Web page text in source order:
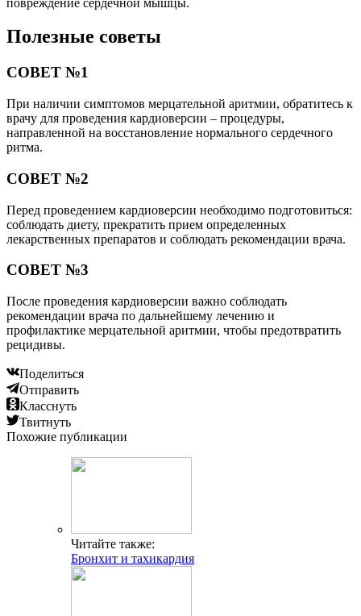
Полезные советы
СОВЕТ №1
При наличии симптомов мерцательной аритмии, обратитесь к
врачу для проведения кардиоверсии – процедуры,
направленной на восстановление нормального сердечного
ритма.
СОВЕТ №2
Перед проведением кардиоверсии необходимо подготовиться:
соблюдать диету, прекратить прием определенных
лекарственных препаратов и соблюдать рекомендации врача.
СОВЕТ №3
После проведения кардиоверсии важно соблюдать
рекомендации врача по дальнейшему лечению и
профилактике мерцательной аритмии, чтобы предотвратить
рецидивы.
Поделиться
Отправить
Класснуть
Твитнуть
Похожие публикации
Читайте также:
Бронхит и тахикардия